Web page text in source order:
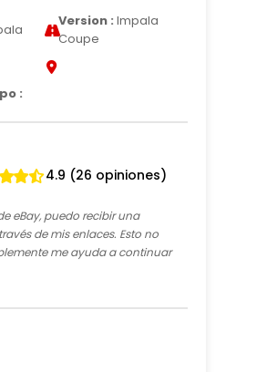
Version : Impala
Coupe
:
4.9 (26 opiniones)
eBay, puedo recibir una
de mis enlaces. Esto no
me ayuda a continuar